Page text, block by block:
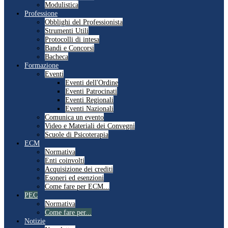
Modulistica
Professione
Obblighi del Professionista
Strumenti Utili
Protocolli di intesa
Bandi e Concorsi
Bacheca
Formazione
Eventi
Eventi dell'Ordine
Eventi Patrocinati
Eventi Regionali
Eventi Nazionali
Comunica un evento
Video e Materiali dei Convegni
Scuole di Psicoterapia
ECM
Normativa
Enti coinvolti
Acquisizione dei crediti
Esoneri ed esenzioni
Come fare per ECM...
PEC
Normativa
Come fare per...
Notizie